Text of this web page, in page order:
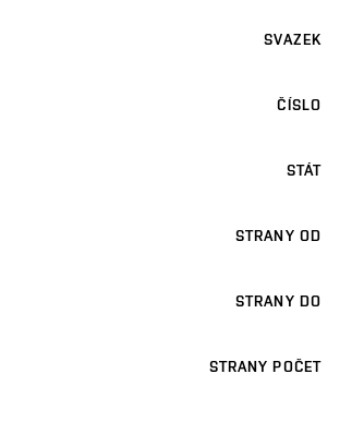
SVAZEK
ČÍSLO
STÁT
STRANY OD
STRANY DO
STRANY POČET